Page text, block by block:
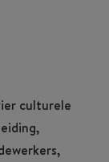
culturele